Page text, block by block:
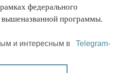
федерального
вышеназванной программы.
и интересным в
Telegram-